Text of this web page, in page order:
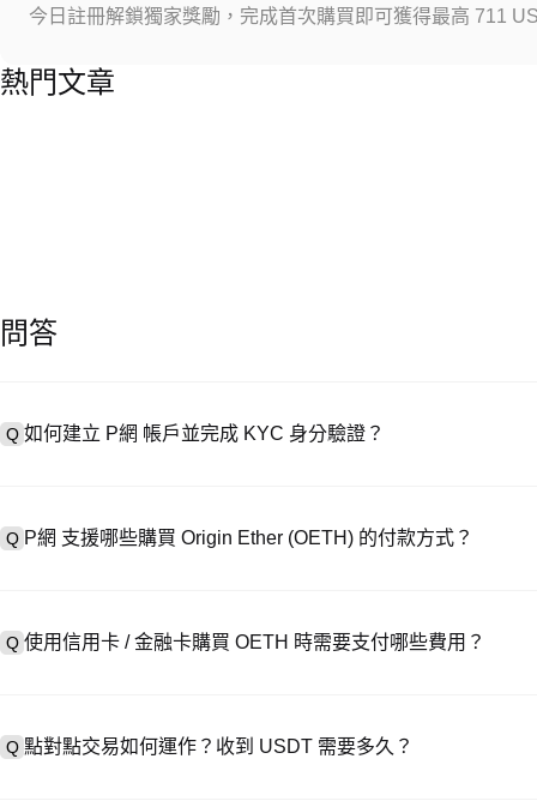
今日註冊解鎖獨家獎勵，完成首次購買即可獲得最高 711
熱門文章
問答
Q 如何建立 P網 帳戶並完成 KYC 身分驗證？
Q P網 支援哪些購買 Origin Ether (OETH) 的付款方式？
易，提供客製化報價。
Q 使用信用卡 / 金融卡購買 OETH 時需要支付哪些費用？
Q 點對點交易如何運作？收到 USDT 需要多久？